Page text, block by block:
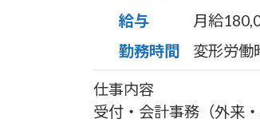
給与
月給
勤務時間
変形労働
仕事内容
受付・会計事務（外来・